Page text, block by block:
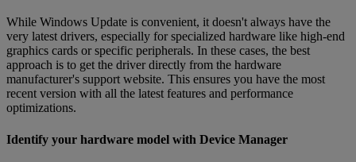
While Windows Update is convenient, it doesn't always have the
very latest drivers, especially for specialized hardware like high-end
graphics cards or specific peripherals. In these cases, the best
approach is to get the driver directly from the hardware
manufacturer's support website. This ensures you have the most
recent version with all the latest features and performance
optimizations.
Identify your hardware model with Device Manager